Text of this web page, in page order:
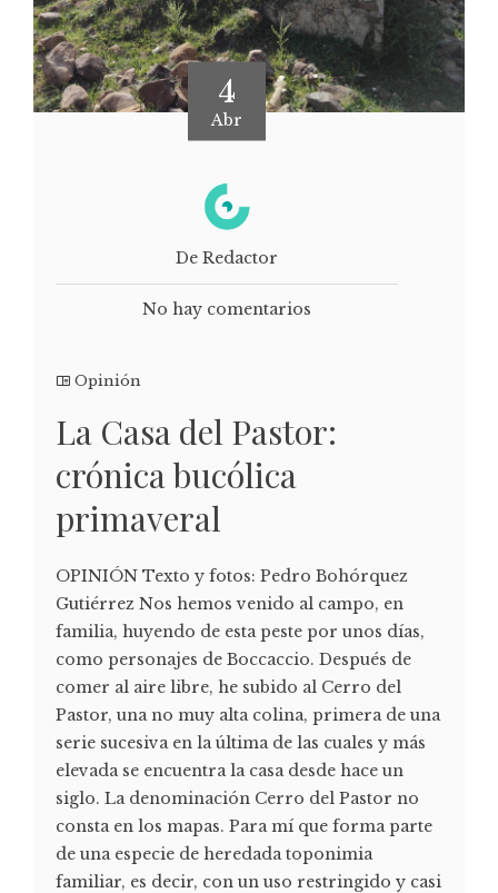
4
Abr
De Redactor
No hay comentarios
Opinión
La Casa del Pastor:
crónica bucólica
primaveral
OPINIÓN Texto y fotos: Pedro Bohórquez
Gutiérrez Nos hemos venido al campo, en
familia, huyendo de esta peste por unos días,
como personajes de Boccaccio. Después de
comer al aire libre, he subido al Cerro del
Pastor, una no muy alta colina, primera de una
serie sucesiva en la última de las cuales y más
elevada se encuentra la casa desde hace un
siglo. La denominación Cerro del Pastor no
consta en los mapas. Para mí que forma parte
de una especie de heredada toponimia
familiar, es decir, con un uso restringido y casi